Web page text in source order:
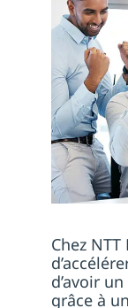
Chez
d’avoir
grâce à